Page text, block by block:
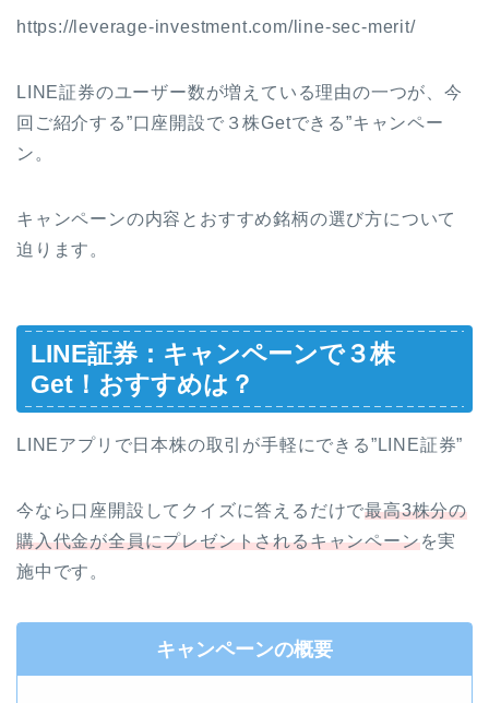
https://leverage-investment.com/line-sec-merit/
LINE証券のユーザー数が増えている理由の一つが、今
回ご紹介する”口座開設で３株Getできる”キャンペー
ン。
キャンペーンの内容とおすすめ銘柄の選び方について
迫ります。
LINE証券：キャンペーンで３株
Get！おすすめは？
LINEアプリで日本株の取引が手軽にできる”LINE証券”
今なら口座開設してクイズに答えるだけで最高3株分の
購入代金が全員にプレゼントされるキャンペーンを実
施中です。
キャンペーンの概要